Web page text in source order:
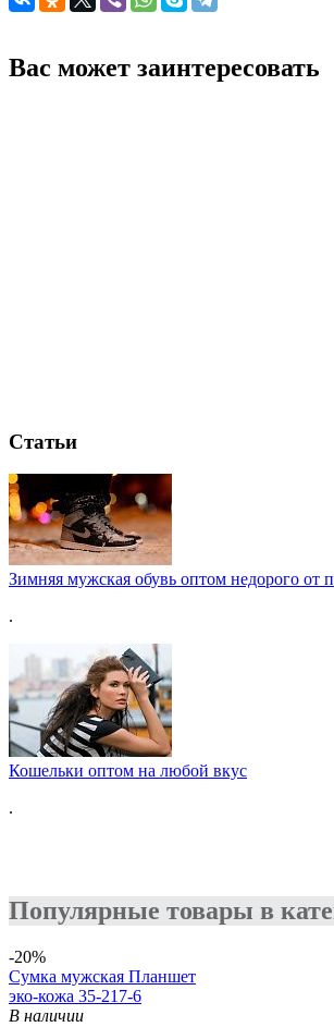
Вас может заинтересовать
Статьи
Зимняя мужская обувь оптом недорого от
.
Кошельки оптом на любой вкус
.
Популярные товары в
-20%
Сумка мужская Планшет
эко-кожа 35-217-6
В наличии